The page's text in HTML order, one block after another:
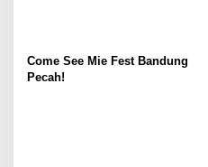
Come See Mie Fest Bandung
Pecah!